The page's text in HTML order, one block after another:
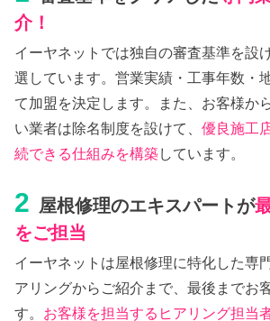
介！
イーヤネットでは独自の審査基準を設
選しています。営業実績・工事年数・
て加盟を決定します。また、お客様か
い業者は除名制度を設けて、優良施工
続できる仕組みを構築しています。
2 屋根修理のエキスパートが
をご担当
イーヤネットは屋根修理に特化した専
アリングからご紹介まで、最後までお
す。 お客様を担当するヒアリング担当